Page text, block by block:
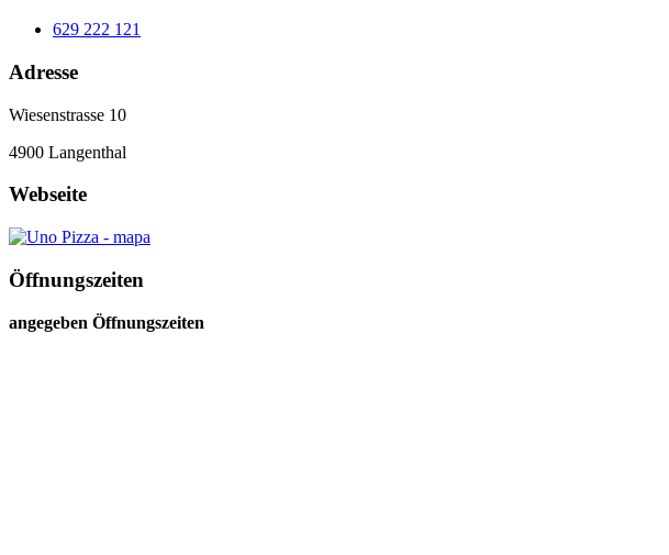
629 222 121
Adresse
Wiesenstrasse 10
4900 Langenthal
Webseite
Öffnungszeiten
angegeben Öffnungszeiten